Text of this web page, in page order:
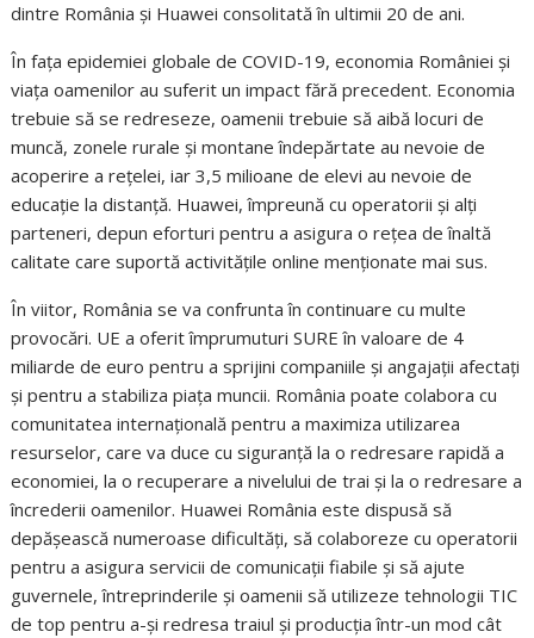
dintre România și Huawei consolitată în ultimii 20 de ani.
În fața epidemiei globale de COVID-19, economia României și
viața oamenilor au suferit un impact fără precedent. Economia
trebuie să se redreseze, oamenii trebuie să aibă locuri de
muncă, zonele rurale și montane îndepărtate au nevoie de
acoperire a rețelei, iar 3,5 milioane de elevi au nevoie de
educație la distanță. Huawei, împreună cu operatorii și alți
parteneri, depun eforturi pentru a asigura o rețea de înaltă
calitate care suportă activitățile online menționate mai sus.
În viitor, România se va confrunta în continuare cu multe
provocări. UE a oferit împrumuturi SURE în valoare de 4
miliarde de euro pentru a sprijini companiile și angajații afectați
și pentru a stabiliza piața muncii. România poate colabora cu
comunitatea internațională pentru a maximiza utilizarea
resurselor, care va duce cu siguranță la o redresare rapidă a
economiei, la o recuperare a nivelului de trai și la o redresare a
încrederii oamenilor. Huawei România este dispusă să
depășească numeroase dificultăți, să colaboreze cu operatorii
pentru a asigura servicii de comunicații fiabile și să ajute
guvernele, întreprinderile și oamenii să utilizeze tehnologii TIC
de top pentru a-și redresa traiul și producția într-un mod cât